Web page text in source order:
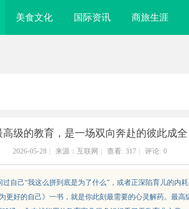
美食文化 国际资讯 商旅生涯
高级的教育，是一场双向奔赴的彼此成全
2026-05-28 来源：互联网 查看: 317 评论: 0
自己“我这么拼到底是为了什么”，或者正深陷育儿的内
更好的自己》一书，就是你此刻最需要的心灵解药。最高